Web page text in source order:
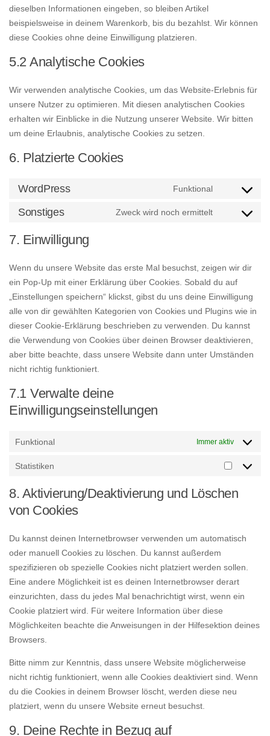
dieselben Informationen eingeben, so bleiben Artikel
beispielsweise in deinem Warenkorb, bis du bezahlst. Wir können
diese Cookies ohne deine Einwilligung platzieren.
5.2 Analytische Cookies
Wir verwenden analytische Cookies, um das Website-Erlebnis für
unsere Nutzer zu optimieren. Mit diesen analytischen Cookies
erhalten wir Einblicke in die Nutzung unserer Website. Wir bitten
um deine Erlaubnis, analytische Cookies zu setzen.
6. Platzierte Cookies
WordPress Funktional
Consent
Sonstiges Zweck wird noch ermittelt
Consent
7. Einwilligung
Wenn du unsere Website das erste Mal besuchst, zeigen wir dir
ein Pop-Up mit einer Erklärung über Cookies. Sobald du auf
„Einstellungen speichern“ klickst, gibst du uns deine Einwilligung
alle von dir gewählten Kategorien von Cookies und Plugins wie in
dieser Cookie-Erklärung beschrieben zu verwenden. Du kannst
die Verwendung von Cookies über deinen Browser deaktivieren,
aber bitte beachte, dass unsere Website dann unter Umständen
nicht richtig funktioniert.
7.1 Verwalte deine
Einwilligungseinstellungen
Funktional Immer aktiv
Statistiken
Statistiken
8. Aktivierung/Deaktivierung und Löschen
von Cookies
Du kannst deinen Internetbrowser verwenden um automatisch
oder manuell Cookies zu löschen. Du kannst außerdem
spezifizieren ob spezielle Cookies nicht platziert werden sollen.
Eine andere Möglichkeit ist es deinen Internetbrowser derart
einzurichten, dass du jedes Mal benachrichtigt wirst, wenn ein
Cookie platziert wird. Für weitere Information über diese
Möglichkeiten beachte die Anweisungen in der Hilfesektion deines
Browsers.
Bitte nimm zur Kenntnis, dass unsere Website möglicherweise
nicht richtig funktioniert, wenn alle Cookies deaktiviert sind. Wenn
du die Cookies in deinem Browser löscht, werden diese neu
platziert, wenn du unsere Website erneut besuchst.
9. Deine Rechte in Bezug auf